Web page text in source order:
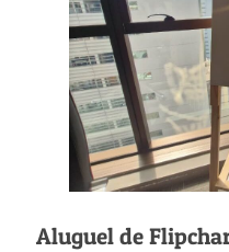
Aluguel de